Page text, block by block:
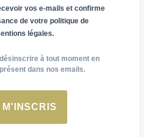
vos e-mails et confirme
de votre politique de
légales.
à tout moment en
dans nos emails.
M'INSCRIS